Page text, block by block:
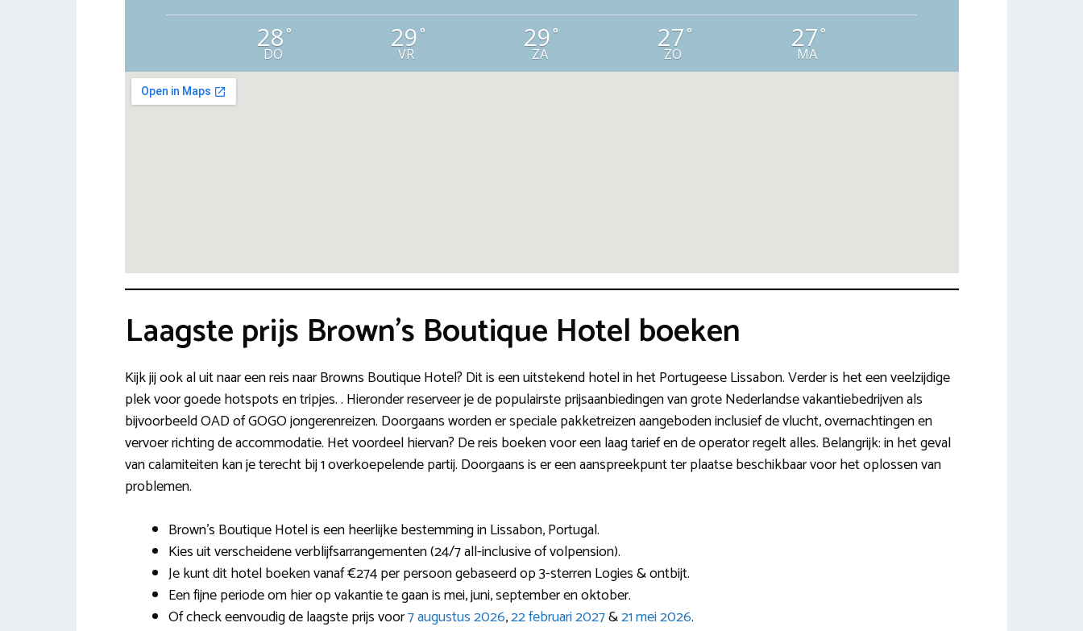
28°
DO
29°
VR
29°
ZA
27°
ZO
27°
MA
Laagste prijs Brown’s Boutique Hotel boeken
Kijk jij ook al uit naar een reis naar Browns Boutique Hotel? Dit is een uitstekend hotel in het Portugeese Lissabon. Verder is het een veelzijdige
plek voor goede hotspots en tripjes. . Hieronder reserveer je de populairste prijsaanbiedingen van grote Nederlandse vakantiebedrijven als
bijvoorbeeld OAD of GOGO jongerenreizen. Doorgaans worden er speciale pakketreizen aangeboden inclusief de vlucht, overnachtingen en
vervoer richting de accommodatie. Het voordeel hiervan? De reis boeken voor een laag tarief en de operator regelt alles. Belangrijk: in het geval
van calamiteiten kan je terecht bij 1 overkoepelende partij. Doorgaans is er een aanspreekpunt ter plaatse beschikbaar voor het oplossen van
problemen.
Brown’s Boutique Hotel is een heerlijke bestemming in Lissabon, Portugal.
Kies uit verscheidene verblijfsarrangementen (24/7 all-inclusive of volpension).
Je kunt dit hotel boeken vanaf €274 per persoon gebaseerd op 3-sterren Logies & ontbijt.
Een fijne periode om hier op vakantie te gaan is mei, juni, september en oktober.
Of check eenvoudig de laagste prijs voor7 augustus 2026,22 februari 2027&21 mei 2026.